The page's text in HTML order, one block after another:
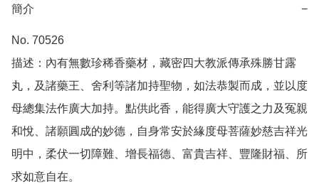
簡介 −
No. 70526
描述：內有無數珍稀香藥材，藏密四大教派傳承殊勝甘露
丸，及諸藥王、舍利等諸加持聖物，如法恭製而成，並以度
母總集法作廣大加持。點供此香，能得廣大守護之力及冤親
和悅、諸願圓成的妙德，自身常安於緣度母菩薩妙慈吉祥光
明中，柔伏一切障難、增長福德、富貴吉祥、豐隆財福、所
求如意自在。